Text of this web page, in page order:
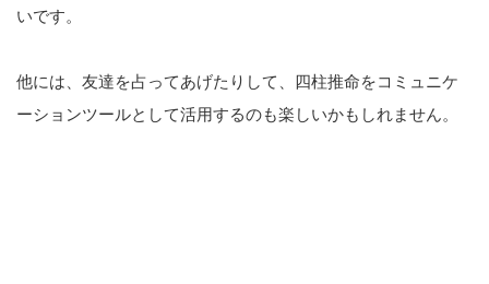
いです。
他には、友達を占ってあげたりして、四柱推命をコミュニケ
ーションツールとして活用するのも楽しいかもしれません。